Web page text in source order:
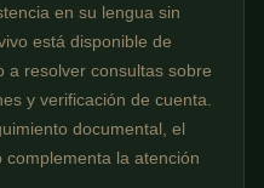
en su lengua sin
está disponible de
a resolver consultas sobre
y verificación de cuenta.
documental, el
la atención